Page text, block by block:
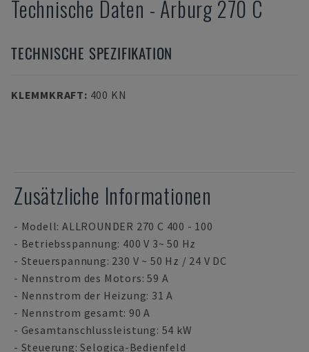
Technische Daten - Arburg270 C
TECHNISCHE SPEZIFIKATION
KLEMMKRAFT: 400 KN
Zusätzliche Informationen
- Modell: ALLROUNDER 270 C 400 - 100
- Betriebsspannung: 400 V 3~ 50 Hz
- Steuerspannung: 230 V ~ 50 Hz / 24 V DC
- Nennstrom des Motors: 59 A
- Nennstrom der Heizung: 31 A
- Nennstrom gesamt: 90 A
- Gesamtanschlussleistung: 54 kW
- Steuerung: Selogica-Bedienfeld